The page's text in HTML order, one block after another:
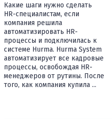
Какие шаги нужно сделать
HR-специалистам, если
компания решила
автоматизировать HR-
процессы и подключилась к
системе Hurma. Hurma System
автоматизирует все кадровые
процессы, освобождая HR-
менеджеров от рутины. После
того, как компания купила ...